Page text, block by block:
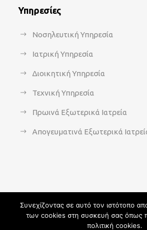
Υπηρεσίες
Νοσηλευτική Υπηρεσία
Ιατρική Υπηρεσία
Διοικητική Υπηρεσία
Τεχνική Υπηρεσία
Πρωινά Εξωτερικά Ιατρεία
Απογευματινά Εξωτερικά
Copyright 2021 - agsavvas-hosp.gr - All
Συνεχίζοντας σε αυτό τον ιστότοπο
των cookies στη συσκευή σας όπως
πολιτική cookies.